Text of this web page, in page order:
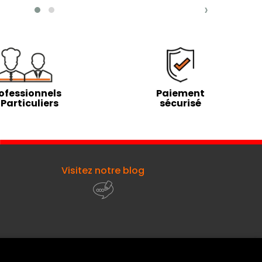
›
Particuliers
Paiement
sécurisé
Visitez notre blog